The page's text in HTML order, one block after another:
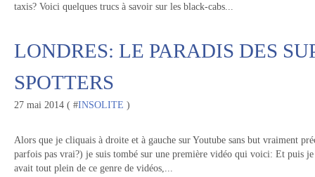
taxis? Voici quelques trucs à savoir sur les black-cabs...
LONDRES: LE PARADIS DES
SPOTTERS
27 mai 2014 ( #INSOLITE )
Alors que je cliquais à droite et à gauche sur Youtube sans but vraiment
parfois pas vrai?) je suis tombé sur une première vidéo qui voici: Et puis
avait tout plein de ce genre de vidéos,...